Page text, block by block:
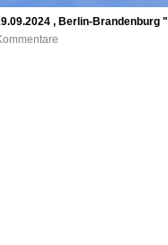
, Berlin-Brandenburg